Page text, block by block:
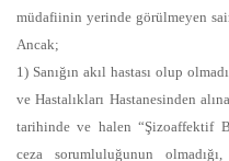
müdafiinin yerinde görülmeyen
Ancak;
1) Sanığın akıl hastası olup
ve Hastalıkları Hastanesinden
tarihinde ve halen “Şizoaffektif
ceza sorumluluğunun